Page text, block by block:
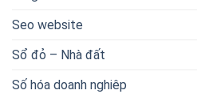
Seo website
Sổ đỏ – Nhà đất
Số hóa doanh nghiêp